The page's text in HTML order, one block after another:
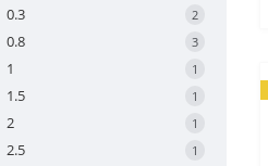
0.3 2
0.8 3
1 1
1.5 1
2 1
2.5 1